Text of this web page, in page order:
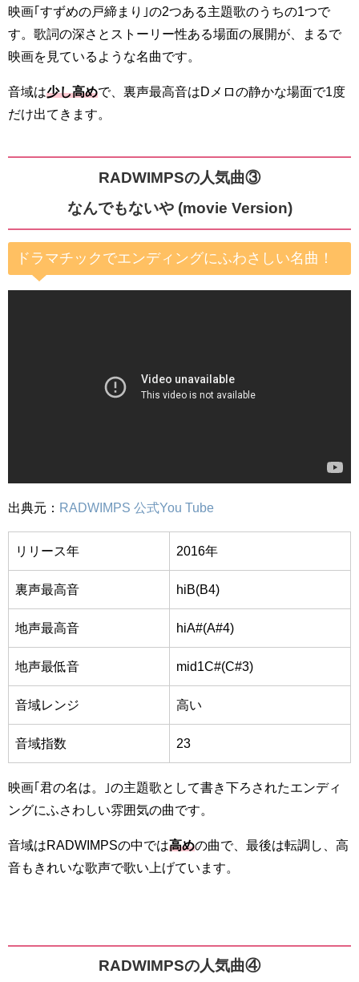
映画｢すずめの戸締まり｣の2つある主題歌のうちの1つで
す。歌詞の深さとストーリー性ある場面の展開が、まるで
映画を見ているような名曲です。
音域は少し高めで、裏声最高音はDメロの静かな場面で1度
だけ出てきます。
RADWIMPSの人気曲③
なんでもないや (movie Version)
ドラマチックでエンディングにふわさしい名曲！
出典元： RADWIMPS 公式You Tube
リリース年 2016年
裏声最高音 hiB(B4)
地声最高音 hiA#(A#4)
地声最低音 mid1C#(C#3)
音域レンジ 高い
音域指数 23
映画｢君の名は。｣の主題歌として書き下ろされたエンディ
ングにふさわしい雰囲気の曲です。
音域はRADWIMPSの中では高めの曲で、最後は転調し、高
音もきれいな歌声で歌い上げています。
RADWIMPSの人気曲④